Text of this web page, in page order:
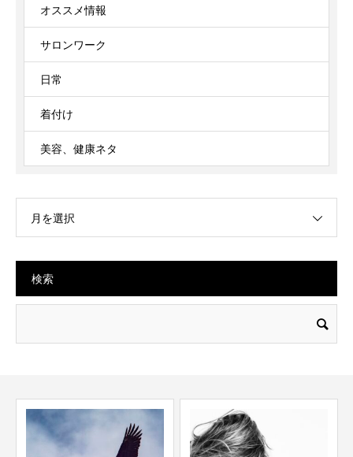
オススメ情報
サロンワーク
日常
着付け
美容、健康ネタ
月を選択
検索